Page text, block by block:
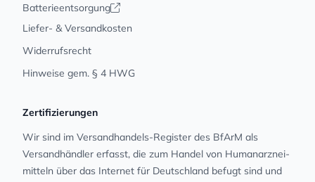
Batterieentsorgung
Liefer- & Versandkosten
Widerrufsrecht
Hinweise gem. § 4 HWG
Zertifizierungen
Wir sind im Versandhandels-Register des BfArM als
Versandhändler erfasst, die zum Handel von Human­arz­nei­
mit­teln über das Internet für Deutschland befugt sind und